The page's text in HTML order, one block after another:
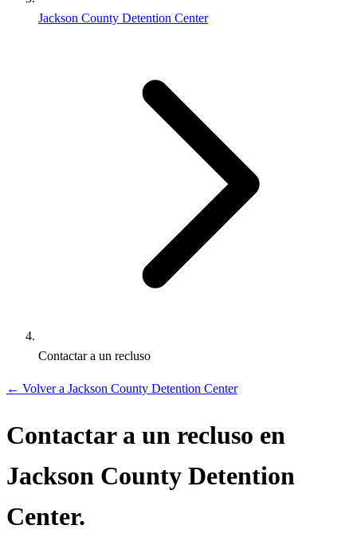
Jackson County Detention Center
Contactar a un recluso
← Volver a Jackson County Detention Center
Contactar a un recluso en
Jackson County Detention
Center.